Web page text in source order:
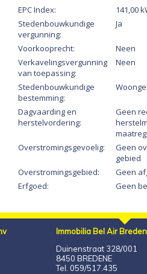
EPC Index:
141,00
Stedenbouwkundige
vergunning:
Ja
Voorkooprecht:
Neen
Verkavelingsvergunning
van toepassing:
Neen
Stedenbouwkundige
bestemming:
Dagvaarding en
herstelvordering:
Geen
Overstromingsgevoelig:
Geen
gebied
Overstromingsgebied:
Geen
Erfgoed:
Geen
Immobilia Bel Air
Duinenstraat 328/001
8450 BREDENE
Tel. 059/517.435